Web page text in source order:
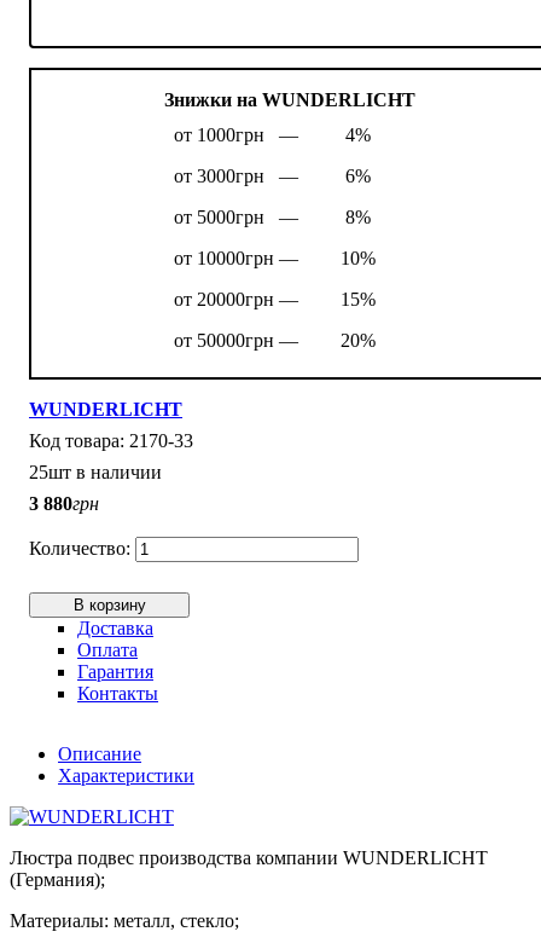
Знижки на WUNDERLICHT
от 1000грн —
4%
от 3000грн —
6%
от 5000грн —
8%
от 10000грн —
10%
от 20000грн —
15%
от 50000грн —
20%
WUNDERLICHT
2170-33
25шт в наличии
3 880грн
В корзину
Доставка
Оплата
Гарантия
Контакты
Описание
Характеристики
Люстра подвес производства компании WUNDERLICHT
(Германия);
Материалы: металл, стекло;